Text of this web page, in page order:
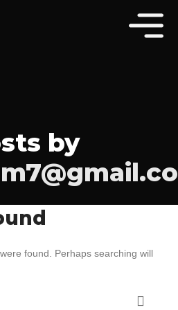
by
found. Perhaps searching will